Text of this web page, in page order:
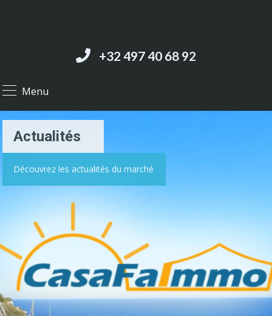
+32 497 40 68 92‬
Menu
Actualités
Découvrez les actualités du marché